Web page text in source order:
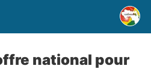
national pour